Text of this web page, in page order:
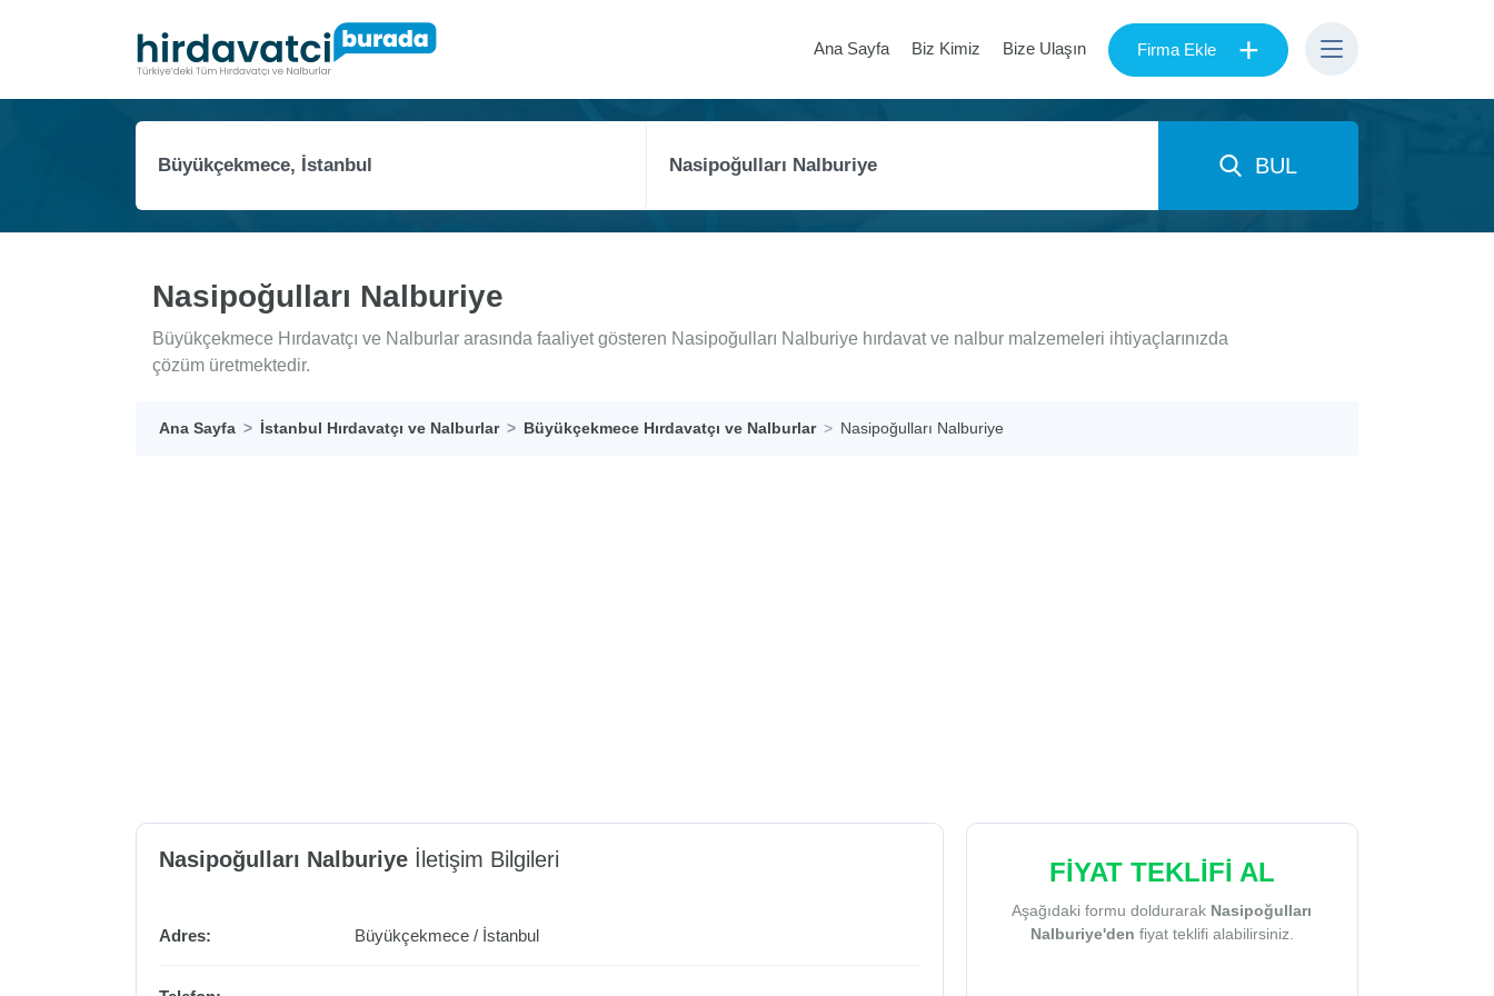
Ana Sayfa Biz Kimiz Bize Ulaşın Firma Ekle +
BUL
Nasipoğulları Nalburiye
Büyükçekmece Hırdavatçı ve Nalburlar arasında faaliyet gösteren Nasipoğulları Nalburiye hırdavat ve nalbur malzemeleri ihtiyaçlarınızda
çözüm üretmektedir.
Ana Sayfa İstanbul Hırdavatçı ve Nalburlar Büyükçekmece Hırdavatçı ve Nalburlar Nasipoğulları Nalburiye
Nasipoğulları Nalburiye İletişim Bilgileri
Adres: Büyükçekmece / İstanbul
FİYAT TEKLİFİ AL
Aşağıdaki formu doldurarak Nasipoğulları
Nalburiye'den fiyat teklifi alabilirsiniz.